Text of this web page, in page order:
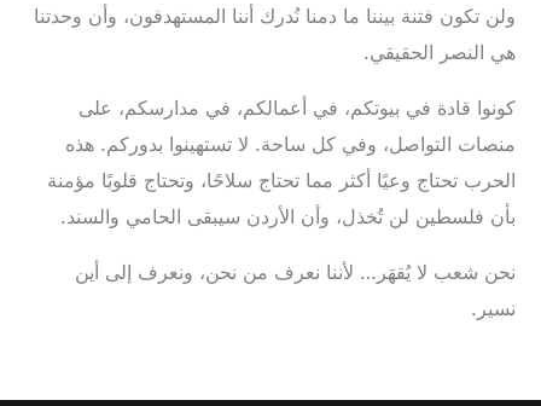
ولن تكون فتنة بيننا ما دمنا نُدرك أننا المستهدفون، وأن وحدتنا
هي النصر الحقيقي.
‎كونوا قادة في بيوتكم، في أعمالكم، في مدارسكم، على
منصات التواصل، وفي كل ساحة. لا تستهينوا بدوركم. هذه
الحرب تحتاج وعيًا أكثر مما تحتاج سلاحًا، وتحتاج قلوبًا مؤمنة
بأن فلسطين لن تُخذل، وأن الأردن سيبقى الحامي والسند.
‎نحن شعب لا يُقهَر… لأننا نعرف من نحن، ونعرف إلى أين
نسير.